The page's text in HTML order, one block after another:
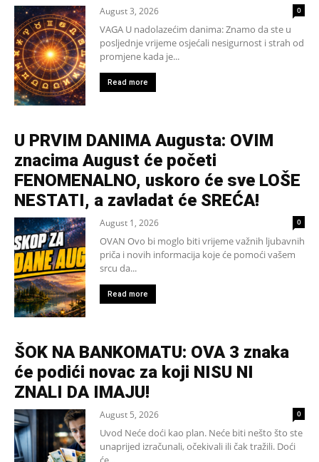
August 3, 2026 0
VAGA U nadolazećim danima: Znamo da ste u
posljednje vrijeme osjećali nesigurnost i strah od
promjene kada je...
Read more
U PRVIM DANIMA Augusta: OVIM
znacima August će početi
FENOMENALNO, uskoro će sve LOŠE
NESTATI, a zavladat će SREĆA!
August 1, 2026 0
OVAN Ovo bi moglo biti vrijeme važnih ljubavnih
priča i novih informacija koje će pomoći vašem
srcu da...
Read more
ŠOK NA BANKOMATU: OVA 3 znaka
će podići novac za koji NISU NI
ZNALI DA IMAJU!
August 5, 2026 0
Uvod Neće doći kao plan. Neće biti nešto što ste
unaprijed izračunali, očekivali ili čak tražili. Doći